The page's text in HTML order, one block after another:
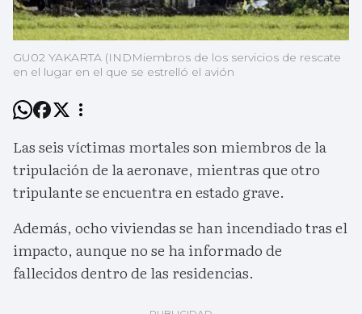
GU02 YAKARTA (INDMiembros de los servicios de rescate
en el lugar en el que se estrelló el avión
Las seis víctimas mortales son miembros de la
tripulación de la aeronave, mientras que otro
tripulante se encuentra en estado grave.
Además, ocho viviendas se han incendiado tras el
impacto, aunque no se ha informado de
fallecidos dentro de las residencias.